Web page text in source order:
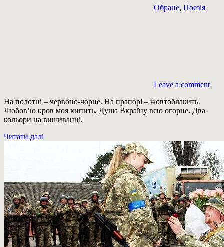
Обране, Поезія
Leave a comment
На полотні – червоно-чорне. На прапорі – жовтоблакить.
Любов’ю кров моя кипить, Душа Вкраїну всю огорне. Два
кольори на вишиванці.
Читати далі